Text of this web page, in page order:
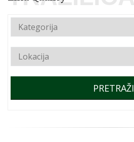
PRETRAŽI